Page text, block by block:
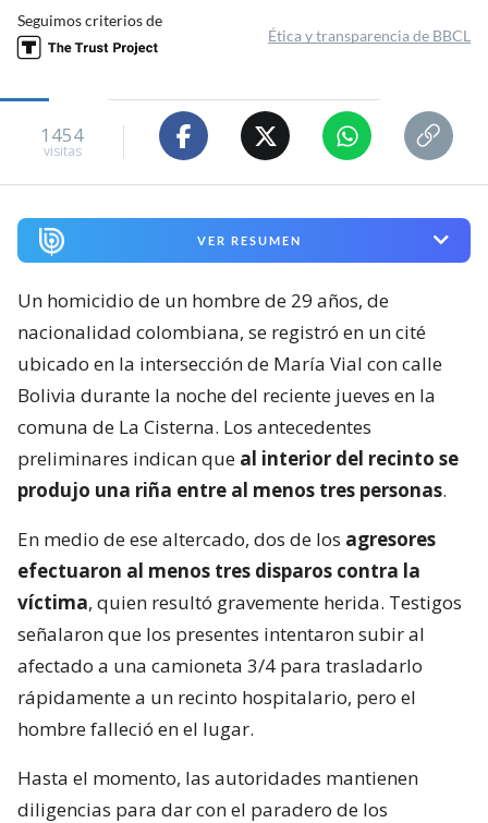
Seguimos criterios de
Ética y transparencia de BBCL
1454
visitas
VER RESUMEN
Un homicidio de un hombre de 29 años, de
nacionalidad colombiana, se registró en un cité
ubicado en la intersección de María Vial con calle
Bolivia durante la noche del reciente jueves en la
comuna de La Cisterna. Los antecedentes
preliminares indican que al interior del recinto se
produjo una riña entre al menos tres personas.
En medio de ese altercado, dos de los agresores
efectuaron al menos tres disparos contra la
víctima, quien resultó gravemente herida. Testigos
señalaron que los presentes intentaron subir al
afectado a una camioneta 3/4 para trasladarlo
rápidamente a un recinto hospitalario, pero el
hombre falleció en el lugar.
Hasta el momento, las autoridades mantienen
diligencias para dar con el paradero de los